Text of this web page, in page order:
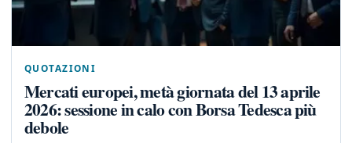
QUOTAZIONI
Mercati europei, metà giornata del 13 aprile
2026: sessione in calo con Borsa Tedesca più
debole